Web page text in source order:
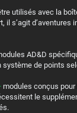
utilisés avec la
il s’agit
AD&D
système de points
modules conçus pour
le